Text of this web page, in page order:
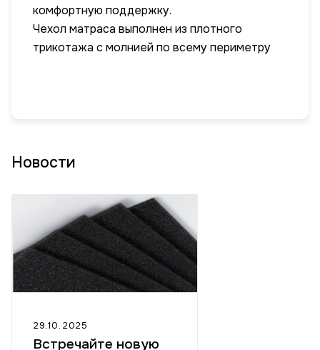
комфортную поддержку.
Чехол матраса выполнен из плотного
трикотажа с молнией по всему периметру
Новости
29.10.2025
Встречайте новую